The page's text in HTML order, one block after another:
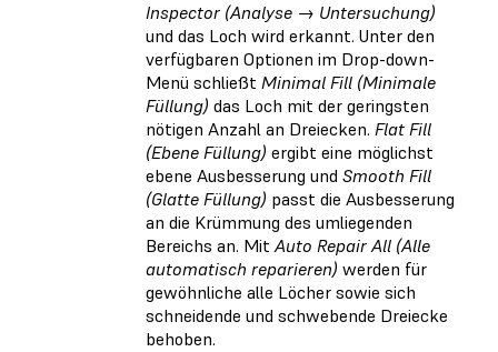
Inspector (Analyse → Untersuchung)
und das Loch wird erkannt. Unter den
verfügbaren Optionen im Drop-down-
Menü schließt Minimal Fill (Minimale
Füllung) das Loch mit der geringsten
nötigen Anzahl an Dreiecken. Flat Fill
(Ebene Füllung) ergibt eine möglichst
ebene Ausbesserung und Smooth Fill
(Glatte Füllung) passt die Ausbesserung
an die Krümmung des umliegenden
Bereichs an. MitAuto Repair All (Alle
automatisch reparieren) werden für
gewöhnliche alle Löcher sowie sich
schneidende und schwebende Dreiecke
behoben.